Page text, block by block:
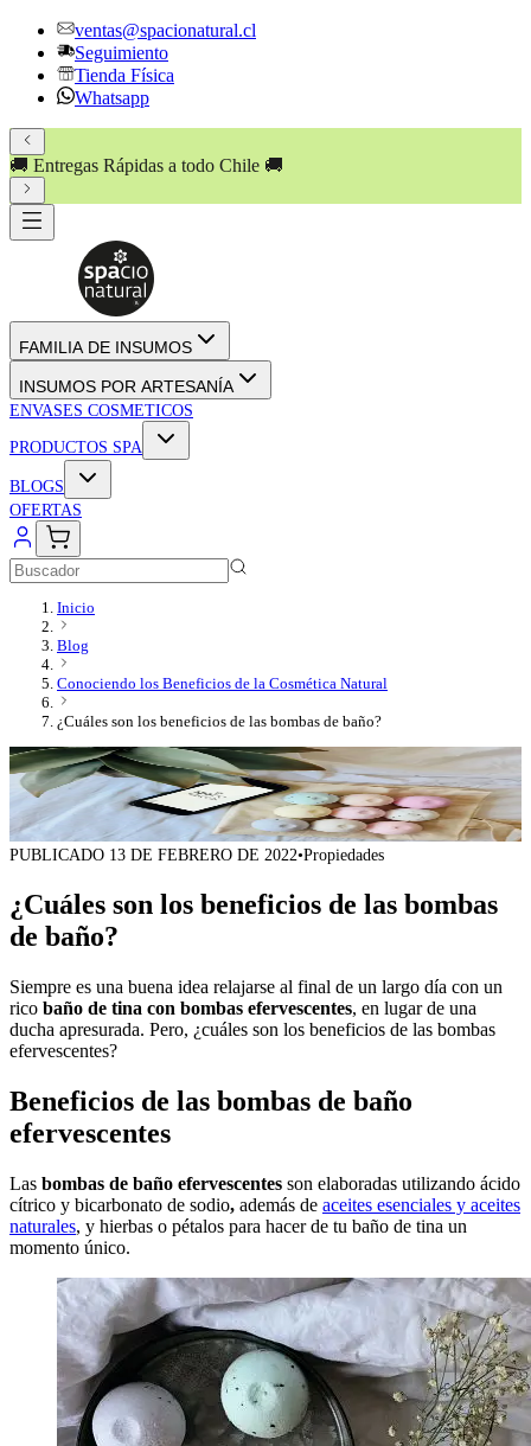
ventas@spacionatural.cl
Seguimiento
Tienda Física
Whatsapp
🚚 Entregas Rápidas a todo Chile 🚚
FAMILIA DE INSUMOS
INSUMOS POR ARTESANÍA
ENVASES COSMETICOS
PRODUCTOS SPA
BLOGS
OFERTAS
Inicio
Blog
Conociendo los Beneficios de la Cosmética Natural
¿Cuáles son los beneficios de las bombas de baño?
PUBLICADO 13 DE FEBRERO DE 2022•Propiedades
¿Cuáles son los beneficios de las bombas
de baño?
Siempre es una buena idea relajarse al final de un largo día con un
rico baño de tina con bombas efervescentes, en lugar de una
ducha apresurada. Pero, ¿cuáles son los beneficios de las bombas
efervescentes?
Beneficios de las bombas de baño
efervescentes
Las bombas de baño efervescentes son elaboradas utilizando ácido
cítrico y bicarbonato de sodio, además de aceites esenciales y aceites
naturales, y hierbas o pétalos para hacer de tu baño de tina un
momento único.